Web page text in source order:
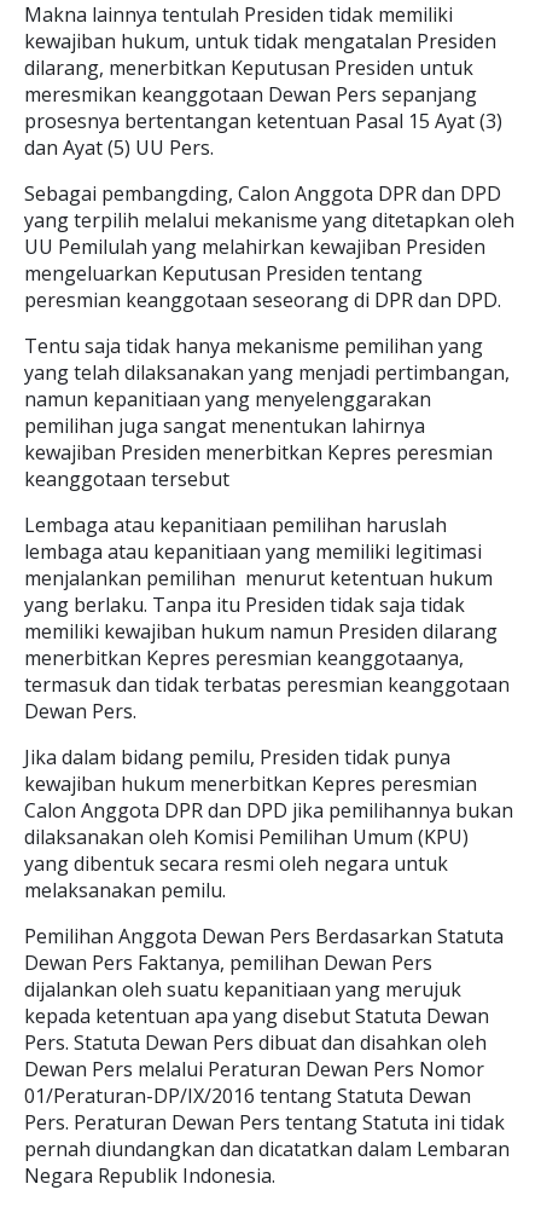
Makna lainnya tentulah Presiden tidak memiliki
kewajiban hukum, untuk tidak mengatalan Presiden
dilarang, menerbitkan Keputusan Presiden untuk
meresmikan keanggotaan Dewan Pers sepanjang
prosesnya bertentangan ketentuan Pasal 15 Ayat (3)
dan Ayat (5) UU Pers.
Sebagai pembangding, Calon Anggota DPR dan DPD
yang terpilih melalui mekanisme yang ditetapkan oleh
UU Pemilulah yang melahirkan kewajiban Presiden
mengeluarkan Keputusan Presiden tentang
peresmian keanggotaan seseorang di DPR dan DPD.
Tentu saja tidak hanya mekanisme pemilihan yang
yang telah dilaksanakan yang menjadi pertimbangan,
namun kepanitiaan yang menyelenggarakan
pemilihan juga sangat menentukan lahirnya
kewajiban Presiden menerbitkan Kepres peresmian
keanggotaan tersebut
Lembaga atau kepanitiaan pemilihan haruslah
lembaga atau kepanitiaan yang memiliki legitimasi
menjalankan pemilihan menurut ketentuan hukum
yang berlaku. Tanpa itu Presiden tidak saja tidak
memiliki kewajiban hukum namun Presiden dilarang
menerbitkan Kepres peresmian keanggotaanya,
termasuk dan tidak terbatas peresmian keanggotaan
Dewan Pers.
Jika dalam bidang pemilu, Presiden tidak punya
kewajiban hukum menerbitkan Kepres peresmian
Calon Anggota DPR dan DPD jika pemilihannya bukan
dilaksanakan oleh Komisi Pemilihan Umum (KPU)
yang dibentuk secara resmi oleh negara untuk
melaksanakan pemilu.
Pemilihan Anggota Dewan Pers Berdasarkan Statuta
Dewan Pers Faktanya, pemilihan Dewan Pers
dijalankan oleh suatu kepanitiaan yang merujuk
kepada ketentuan apa yang disebut Statuta Dewan
Pers. Statuta Dewan Pers dibuat dan disahkan oleh
Dewan Pers melalui Peraturan Dewan Pers Nomor
01/Peraturan-DP/IX/2016 tentang Statuta Dewan
Pers. Peraturan Dewan Pers tentang Statuta ini tidak
pernah diundangkan dan dicatatkan dalam Lembaran
Negara Republik Indonesia.